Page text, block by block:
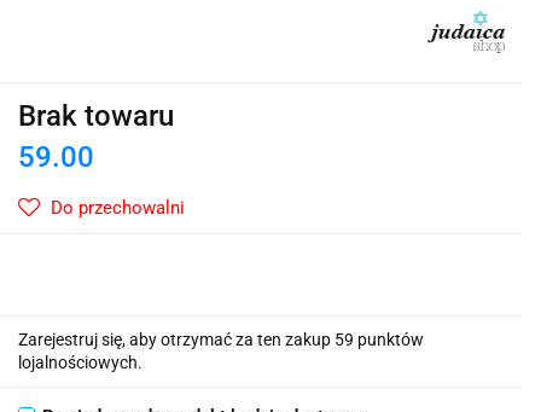
Brak towaru
59.00
Do przechowalni
Zarejestruj się, aby otrzymać za ten zakup 59 punktów
lojalnościowych.